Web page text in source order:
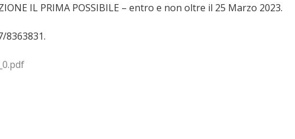
IL PRIMA POSSIBILE – entro e non oltre il 25 Marzo 2023.
8363831.